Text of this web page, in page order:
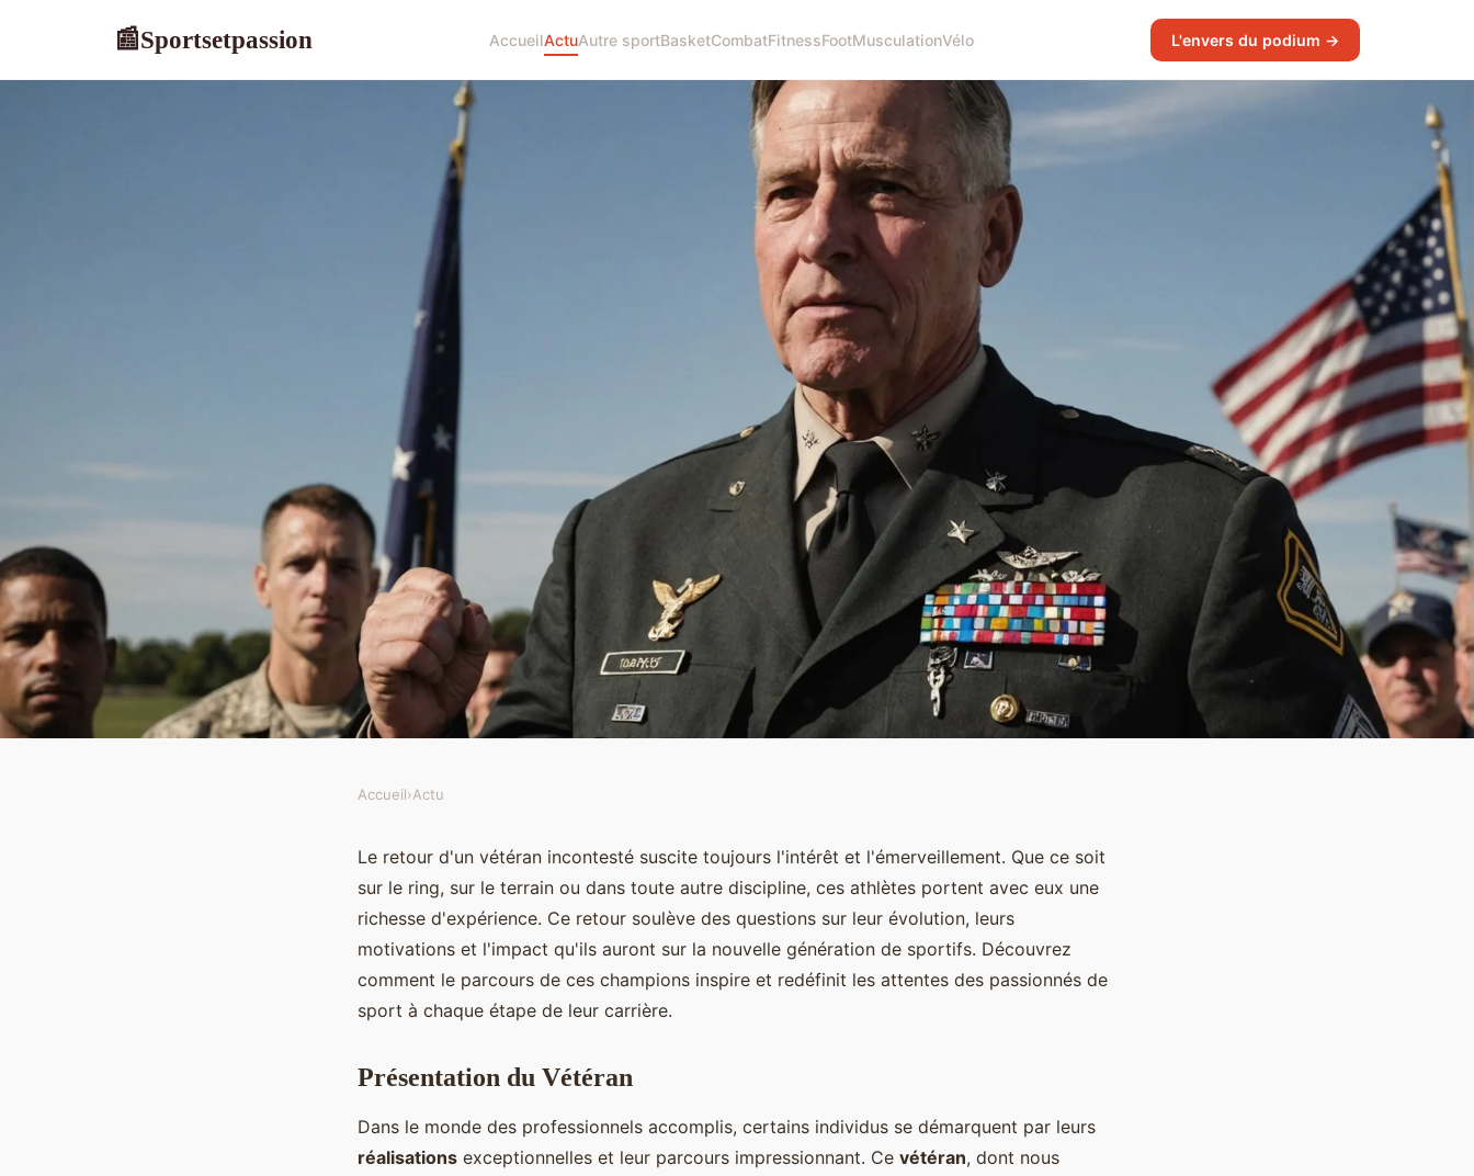
📰Sportsetpassion AccueilActuAutre sportBasketCombatFitnessFootMusculationVélo L'envers du podium →
Le Retour Triomphant du Vétéran
Accueil›Actu
Le retour d'un vétéran incontesté suscite toujours l'intérêt et l'émerveillement. Que ce soit
sur le ring, sur le terrain ou dans toute autre discipline, ces athlètes portent avec eux une
richesse d'expérience. Ce retour soulève des questions sur leur évolution, leurs
motivations et l'impact qu'ils auront sur la nouvelle génération de sportifs. Découvrez
comment le parcours de ces champions inspire et redéfinit les attentes des passionnés de
sport à chaque étape de leur carrière.
Présentation du Vétéran
Dans le monde des professionnels accomplis, certains individus se démarquent par leurs
réalisations exceptionnelles et leur parcours impressionnant. Ce vétéran, dont nous